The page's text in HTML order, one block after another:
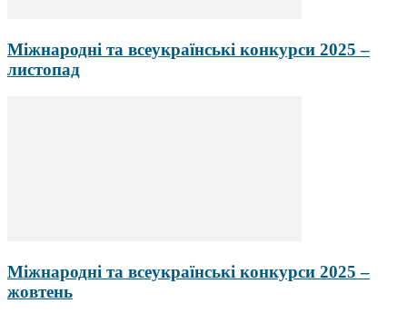
Міжнародні та всеукраїнські конкурси 2025 –
листопад
Міжнародні та всеукраїнські конкурси 2025 –
жовтень